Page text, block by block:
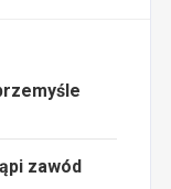
zawód